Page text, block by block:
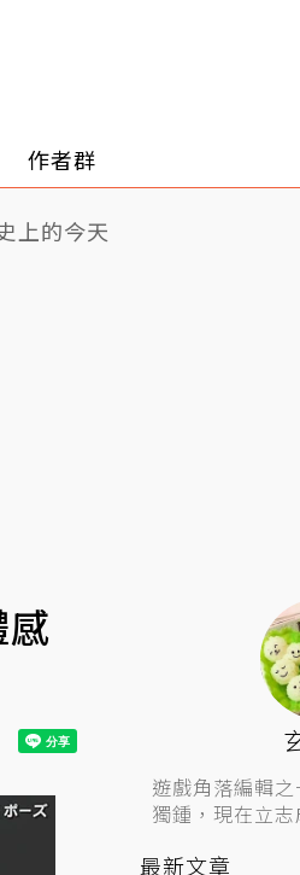
作者群
上的今天
遊戲角落編輯
獨鍾，現在立
最新文章